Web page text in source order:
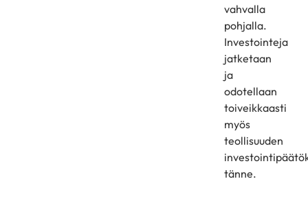
vahvalla
pohjalla.
Investointeja
jatketaan
ja
odotellaan
toiveikkaasti
myös
teollisuuden
tänne.